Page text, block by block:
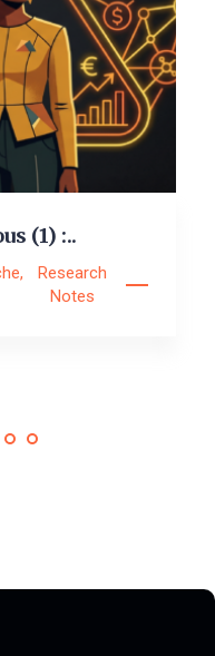
(1) :..
,
Research
Notes